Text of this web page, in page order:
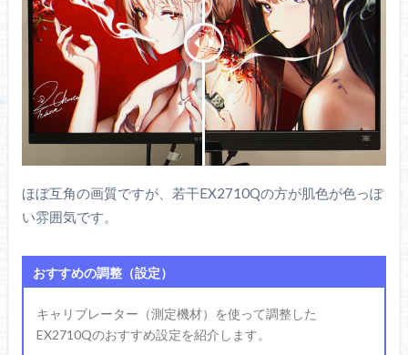
ほぼ互角の画質ですが、若干EX2710Qの方が肌色が色っぽ
い雰囲気です。
おすすめの調整（設定）
キャリブレーター（測定機材）を使って調整した
EX2710Qのおすすめ設定を紹介します。